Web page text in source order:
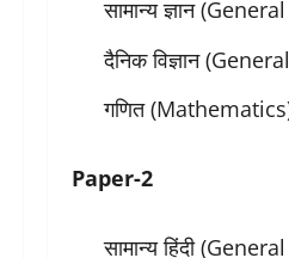
सामान्य ज्ञान
दैनिक विज्ञान
गणित
Paper-2
सामान्य हिंदी